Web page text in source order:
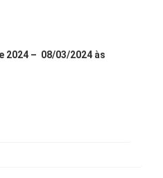
2024 – 08/03/2024 às